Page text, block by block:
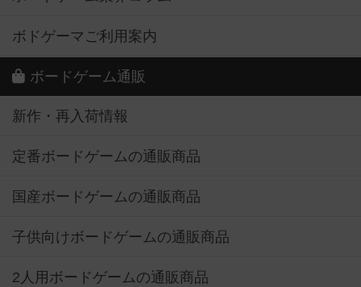
ボドゲーマご利用案内
ボードゲーム通販
新作・再入荷情報
定番ボードゲームの通販商品
国産ボードゲームの通販商品
子供向けボードゲームの通販商品
2人用ボードゲームの通販商品